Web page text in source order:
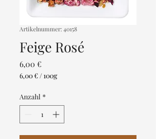
Artikelnummer: 40158
Feige Rosé
6,00 €Preis
6,00 €/100g
pro
100
Gramm
Anzahl *